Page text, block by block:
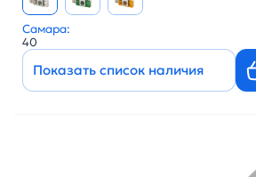
Самара:
40
Показать список наличия